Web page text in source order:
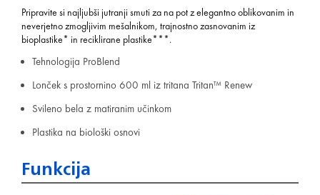
Pripravite si najljubši jutranji smuti za na pot z elegantno oblikovanim in
neverjetno zmogljivim mešalnikom, trajnostno zasnovanim iz
bioplastike* in reciklirane plastike***.
Tehnologija ProBlend
Lonček s prostornino 600 ml iz tritana Tritan™ Renew
Svileno bela z matiranim učinkom
Plastika na biološki osnovi
Funkcija